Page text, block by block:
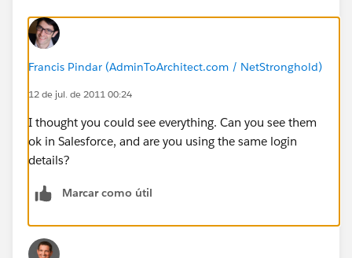
Francis Pindar (AdminToArchitect.com / NetStronghold)
12 de jul. de 2011 00:24
I thought you could see everything. Can you see them
ok in Salesforce, and are you using the same login
details?
Marcar como útil